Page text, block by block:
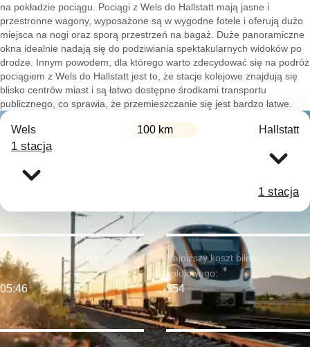
na pokładzie pociągu. Pociągi z Wels do Hallstatt mają jasne i
przestronne wagony, wyposażone są w wygodne fotele i oferują dużo
miejsca na nogi oraz sporą przestrzeń na bagaż. Duże panoramiczne
okna idealnie nadają się do podziwiania spektakularnych widoków po
drodze. Innym powodem, dla którego warto zdecydować się na podróż
pociągiem z Wels do Hallstatt jest to, że stacje kolejowe znajdują się
blisko centrów miast i są łatwo dostępne środkami transportu
publicznego, co sprawia, że przemieszczanie się jest bardzo łatwe.
Wels 100 km Hallstatt
1 stacja
1 stacja
Najwcześniejszy wyjazd:
05:46
Najniższy koszt biletu
kolejowego:
$54